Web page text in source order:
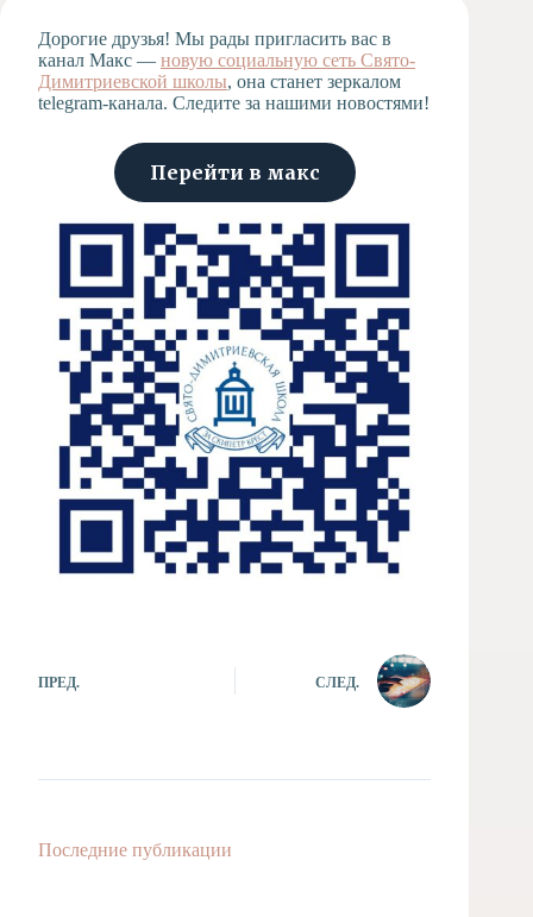
студия
Музыкальное
отделение
Служба
Тьюторская
Дорогие друзья! Мы рады пригласить вас в
канал Макс — новую социальную сеть Свято-
Димитриевской школы, она станет зеркалом
telegram-канала. Следите за нашими новостями!
Перейти в макс
ПРЕД. СЛЕД.
Последние публикации